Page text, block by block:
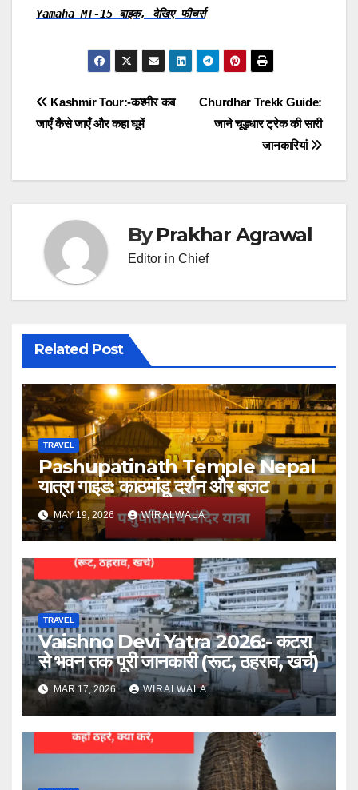
Yamaha MT-15 बाइक, देखिए फीचर्स
Post
navigation
Churdhar Trekk Guide:
जाने चूड़धार ट्रेक की सारी
जानकारियां
Kashmir Tour:-कश्मीर कब
जाएँ कैसे जाएँ और कहा घूमें
ByPrakhar Agrawal
Editor in Chief
Related Post
TRAVEL
Pashupatinath Temple Nepal
यात्रा गाइड: काठमांडू दर्शन और बजट
MAY 19, 2026 WIRALWALA
TRAVEL
Vaishno Devi Yatra 2026:- कटरा
से भवन तक पूरी जानकारी (रूट, ठहराव, खर्च)
MAR 17, 2026 WIRALWALA